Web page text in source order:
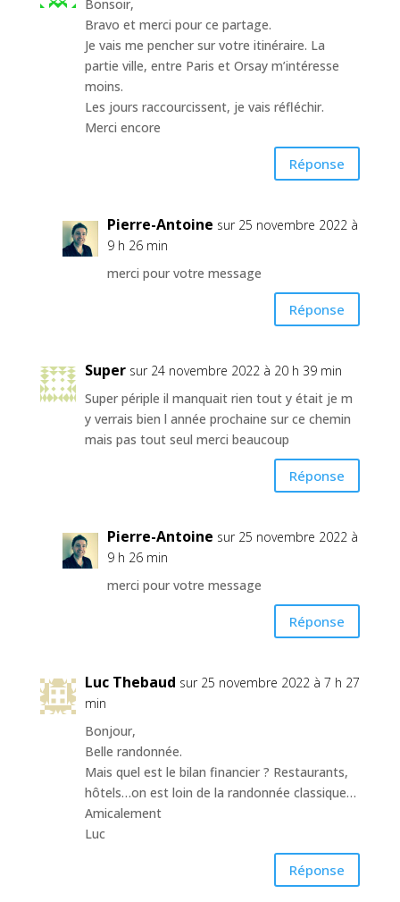
Bonsoir,
Bravo et merci pour ce partage.
Je vais me pencher sur votre itinéraire. La
partie ville, entre Paris et Orsay m’intéresse
moins.
Les jours raccourcissent, je vais réfléchir.
Merci encore
Réponse
Pierre-Antoine sur 25 novembre 2022 à
9 h 26 min
merci pour votre message
Réponse
Super sur 24 novembre 2022 à 20 h 39 min
Super périple il manquait rien tout y était je m
y verrais bien l année prochaine sur ce chemin
mais pas tout seul merci beaucoup
Réponse
Pierre-Antoine sur 25 novembre 2022 à
9 h 26 min
merci pour votre message
Réponse
Luc Thebaud sur 25 novembre 2022 à 7 h 27
min
Bonjour,
Belle randonnée.
Mais quel est le bilan financier ? Restaurants,
hôtels…on est loin de la randonnée classique…
Amicalement
Luc
Réponse